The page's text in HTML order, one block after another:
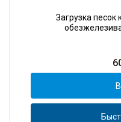
Загрузка песок